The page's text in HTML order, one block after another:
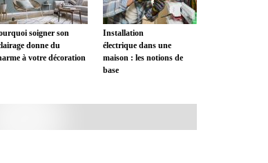
soigner son
donne du
à votre décoration
Installation
électrique dans une
maison : les notions de
base